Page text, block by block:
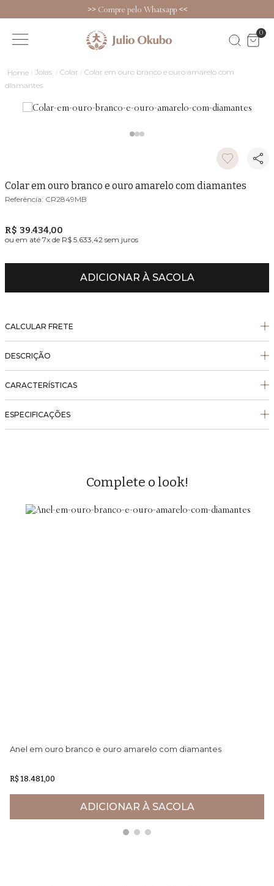
>>Compre pelo Whatsapp <<
0
Joias Colar
Colar em ouro branco e ouro amarelo com
diamantes
Colar em ouro branco e ouro amarelo com diamantes
CR2849MB
R$ 39.434,00
ou em até 7x de R$ 5.633,42 sem juros
ADICIONAR À SACOLA
CALCULAR FRETE
DESCRIÇÃO
CARACTERÍSTICAS
ESPECIFICAÇÕES
Complete o look!
Anel em ouro branco e ouro amarelo com diamantes
R$ 18.481,00
ADICIONAR À SACOLA